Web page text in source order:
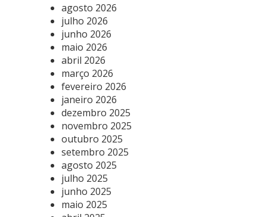
agosto 2026
julho 2026
junho 2026
maio 2026
abril 2026
março 2026
fevereiro 2026
janeiro 2026
dezembro 2025
novembro 2025
outubro 2025
setembro 2025
agosto 2025
julho 2025
junho 2025
maio 2025